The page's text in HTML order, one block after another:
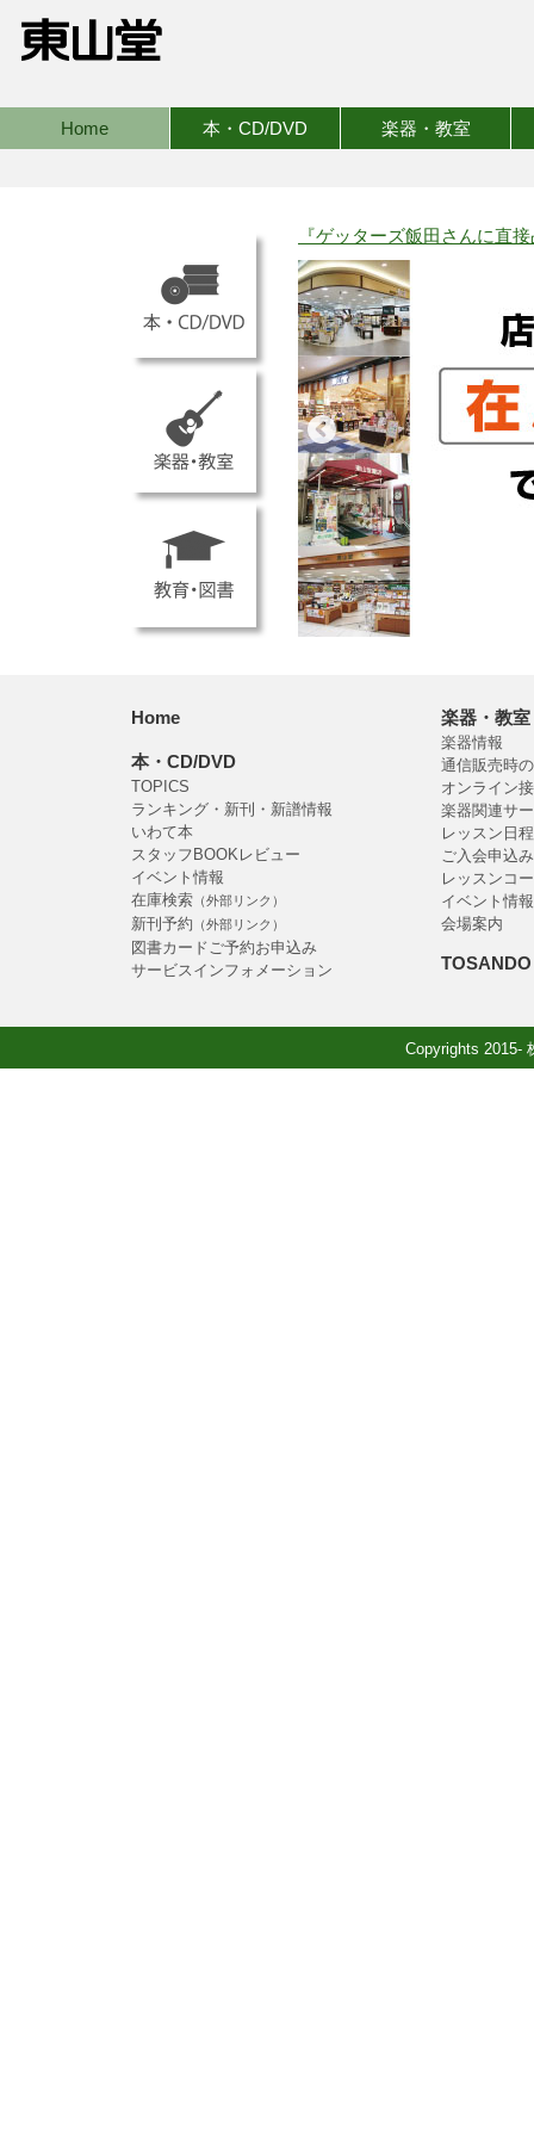
Home 本・CD/DVD 楽器・教室
『ゲッターズ飯田さんに直
Home
本・CD/DVD
TOPICS
ランキング・新刊・新譜情報
いわて本
スタッフBOOKレビュー
イベント情報
在庫検索 （外部リンク）
新刊予約 （外部リンク）
図書カードご予約お申込み
サービスインフォメーション
楽器・教室
楽器情報
通信販売時
オンライン
楽器関連サ
レッスン日程
ご入会申込
レッスンコ
イベント情報
会場案内
Copyrights 2015-